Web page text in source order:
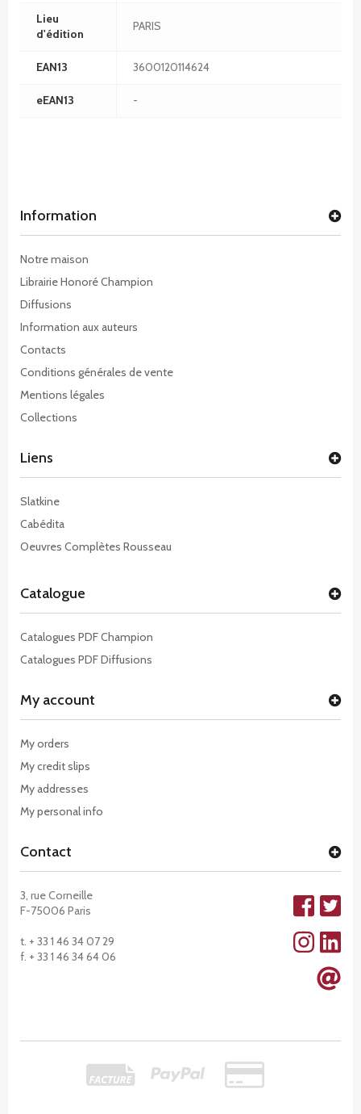
Lieu
d'édition
PARIS
EAN13 3600120114624
eEAN13 -
Information
Notre maison
Librairie Honoré Champion
Diffusions
Information aux auteurs
Contacts
Conditions générales de vente
Mentions légales
Collections
Liens
Slatkine
Cabédita
Oeuvres Complètes Rousseau
Catalogue
Catalogues PDF Champion
Catalogues PDF Diffusions
My account
My orders
My credit slips
My addresses
My personal info
Contact
3, rue Corneille
F-75006 Paris
t. + 33 1 46 34 07 29
f. + 33 1 46 34 64 06